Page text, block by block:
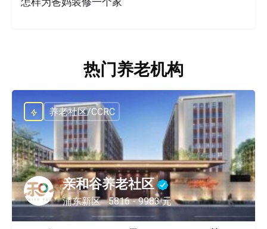
热门养老机构
亲和谷养老社区
浦东新区 5816 - 9983 元
养老社区/CCRC